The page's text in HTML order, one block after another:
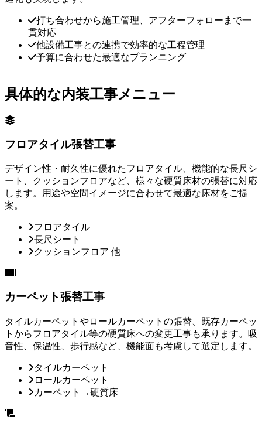
打ち合わせから施工管理、アフターフォローまで一
貫対応
他設備工事との連携で効率的な工程管理
予算に合わせた最適なプランニング
具体的な内装工事メニュー
フロアタイル張替工事
デザイン性・耐久性に優れたフロアタイル、機能的な長尺シ
ート、クッションフロアなど、様々な硬質床材の張替に対応
します。用途や空間イメージに合わせて最適な床材をご提
案。
フロアタイル
長尺シート
クッションフロア 他
カーペット張替工事
タイルカーペットやロールカーペットの張替、既存カーペッ
トからフロアタイル等の硬質床への変更工事も承ります。吸
音性、保温性、歩行感など、機能面も考慮して選定します。
タイルカーペット
ロールカーペット
カーペット→硬質床